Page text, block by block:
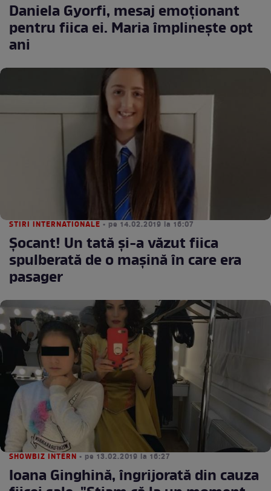
Daniela Gyorfi, mesaj emoționant
pentru fiica ei. Maria împlinește opt
ani
STIRI INTERNATIONALE • pe 14.02.2019 la 16:07
Șocant! Un tată și-a văzut fiica
spulberată de o mașină în care era
pasager
SHOWBIZ INTERN • pe 13.02.2019 la 16:27
Ioana Ginghină, îngrijorată din cauza